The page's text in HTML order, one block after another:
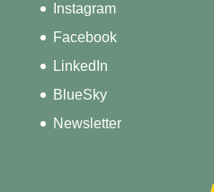
Instagram
Facebook
LinkedIn
BlueSky
Newsletter